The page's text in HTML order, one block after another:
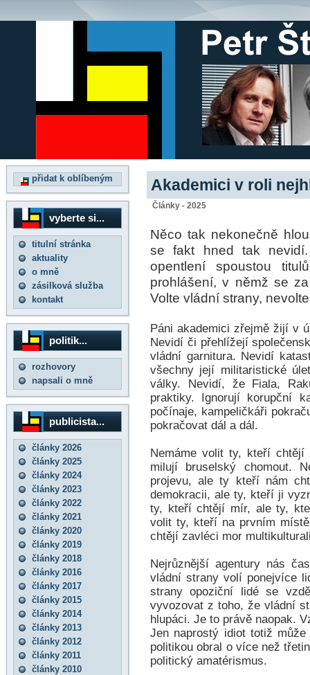
přidat k oblíbeným
vyberte si...
titulní stránka
aktuality
o mně
zásilková služba
kontakt
politik...
rozhovory
napsali o mně
publicista...
články 2026
články 2025
články 2024
články 2023
články 2022
články 2021
články 2020
články 2019
články 2018
články 2016
články 2017
články 2015
články 2014
články 2013
články 2012
články 2011
články 2010
Akademici v roli
Články - 2025
Něco tak nekonečně
se fakt hned tak nevidí.
opentlení spoustou
prohlášení, v němž se
Volte vládní strany,
Páni akademici zřejmě žijí v
Nevidí či přehlížejí
vládní garnitura. Nevidí
všechny její militaristické
války. Nevidí, že Fiala,
praktiky. Ignorují korupční
počínaje, kampeličkáři
pokračovat dál a dál.
Nemáme volit ty, kteří
milují bruselský chomout.
projevu, ale ty kteří nám
demokracii, ale ty, kteří ji
ty, kteří chtějí mír, ale ty,
volit ty, kteří na prvním
chtějí zavléci mor
Nejrůznější agentury nás
vládní strany volí ponejvíce
strany opoziční lidé se
vyvozovat z toho, že vládní
hlupáci. Je to právě naopak.
Jen naprostý idiot totiž
politikou obral o více než
politický amatérismus.